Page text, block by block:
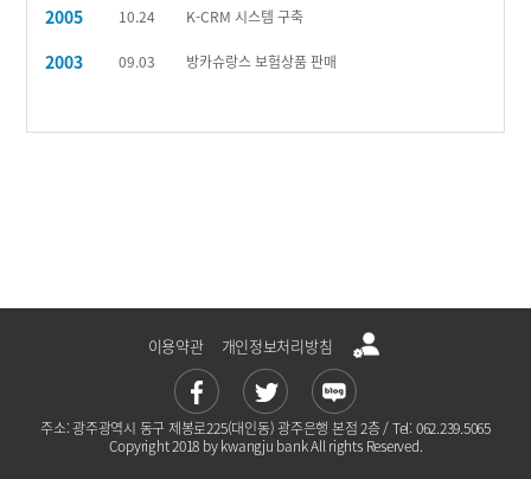
2005 10.24 K-CRM 시스템 구축
2003 09.03 방카슈랑스 보험상품 판매
이용약관 개인정보처리방침
주소: 광주광역시 동구 제봉로225(대인동) 광주은행 본점 2층 / Tel: 062.239.5065
Copyright 2018 by kwangju bank All rights Reserved.